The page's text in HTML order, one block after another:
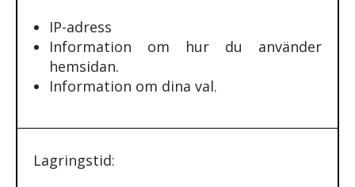
IP-adress
Information om hur du använder
hemsidan.
Information om dina val.
Lagringstid: